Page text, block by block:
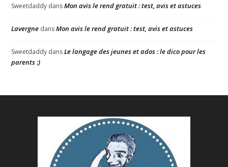
Sweetdaddy dansMon avis le rend gratuit : test, avis et astuces
Lavergne dansMon avis le rend gratuit : test, avis et astuces
Sweetdaddy dansLe langage des jeunes et ados : le dico pour les
parents :)